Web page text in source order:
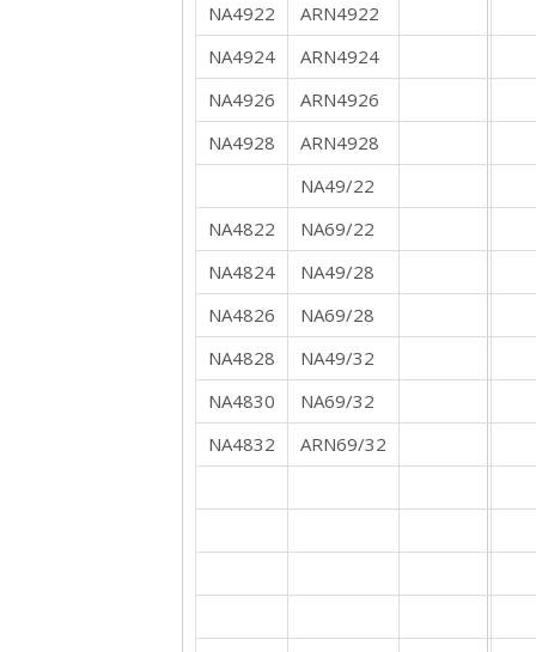
NA4922
ARN4922
NA4924
ARN4924
NA4926
ARN4926
NA4928
ARN4928
NA49/22
NA4822
NA69/22
NA4824
NA49/28
NA4826
NA69/28
NA4828
NA49/32
NA4830
NA69/32
NA4832
ARN69/32